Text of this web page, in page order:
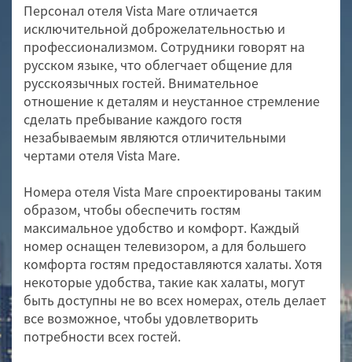
Персонал отеля Vista Mare отличается
исключительной доброжелательностью и
профессионализмом. Сотрудники говорят на
русском языке, что облегчает общение для
русскоязычных гостей. Внимательное
отношение к деталям и неустанное стремление
сделать пребывание каждого гостя
незабываемым являются отличительными
чертами отеля Vista Mare.
Номера отеля Vista Mare спроектированы таким
образом, чтобы обеспечить гостям
максимальное удобство и комфорт. Каждый
номер оснащен телевизором, а для большего
комфорта гостям предоставляются халаты. Хотя
некоторые удобства, такие как халаты, могут
быть доступны не во всех номерах, отель делает
все возможное, чтобы удовлетворить
потребности всех гостей.